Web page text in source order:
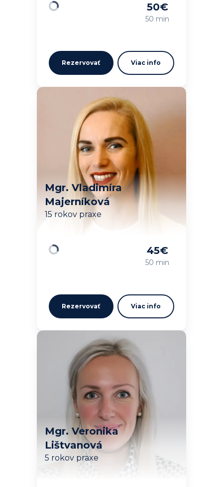
50€
50 min
Rezervovať Viac info
Mgr. Vladimíra
Majerníková
15 rokov praxe
45€
50 min
Rezervovať Viac info
Mgr. Veronika
Lištvanová
5 rokov praxe